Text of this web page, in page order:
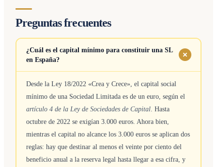
Preguntas frecuentes
¿Cuál es el capital mínimo para constituir una SL
en España?
Desde la Ley 18/2022 «Crea y Crece», el capital social
mínimo de una Sociedad Limitada es de un euro, según el
artículo 4 de la Ley de Sociedades de Capital. Hasta
octubre de 2022 se exigían 3.000 euros. Ahora bien,
mientras el capital no alcance los 3.000 euros se aplican dos
reglas: hay que destinar al menos el veinte por ciento del
beneficio anual a la reserva legal hasta llegar a esa cifra, y